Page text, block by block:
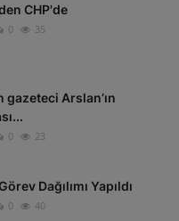
CHP'de
0 35
gazeteci Arslan’ın
0 23
Dağılımı Yapıldı
0 40